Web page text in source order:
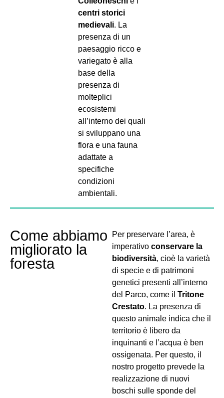
centri storici
medievali. La
presenza di un
paesaggio ricco e
variegato è alla
base della
presenza di
molteplici
ecosistemi
all’interno dei quali
si sviluppano una
flora e una fauna
adattate a
specifiche
condizioni
ambientali.
Come abbiamo
migliorato la
foresta
Per preservare l’area, è
imperativo conservare la
biodiversità, cioè la varietà
di specie e di patrimoni
genetici presenti all’interno
del Parco, come il Tritone
Crestato. La presenza di
questo animale indica che il
territorio è libero da
inquinanti e l’acqua è ben
ossigenata. Per questo, il
nostro progetto prevede la
realizzazione di nuovi
boschi sulle sponde del